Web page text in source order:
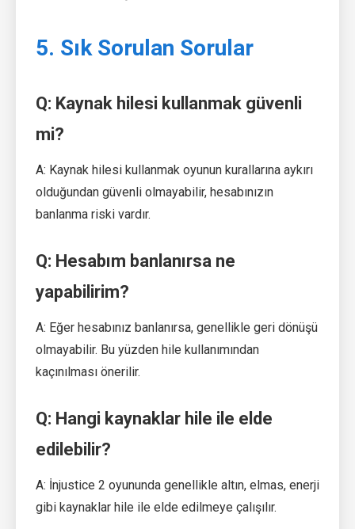
5. Sık Sorulan Sorular
Q: Kaynak hilesi kullanmak güvenli
mi?
A: Kaynak hilesi kullanmak oyunun kurallarına aykırı
olduğundan güvenli olmayabilir, hesabınızın
banlanma riski vardır.
Q: Hesabım banlanırsa ne
yapabilirim?
A: Eğer hesabınız banlanırsa, genellikle geri dönüşü
olmayabilir. Bu yüzden hile kullanımından
kaçınılması önerilir.
Q: Hangi kaynaklar hile ile elde
edilebilir?
A: İnjustice 2 oyununda genellikle altın, elmas, enerji
gibi kaynaklar hile ile elde edilmeye çalışılır.